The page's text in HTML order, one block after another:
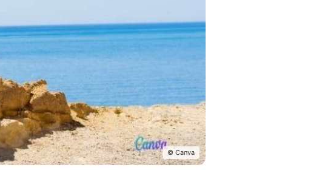
© Canva